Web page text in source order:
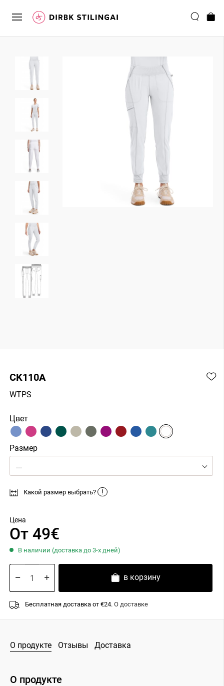
CK110A
WTPS
Цвет
Размер
...
Какой размер выбрать? !
Цена
От 49€
В наличии (доставка до 3-х дней)
в корзину
Бесплатная доставка от €24. О доставке
О продукте Отзывы Доставка
О продукте